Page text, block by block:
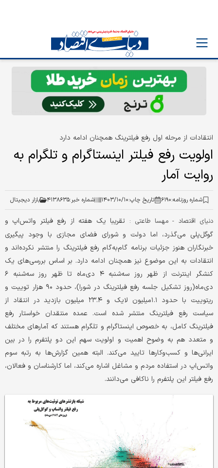
انتقادات از مرحله اول رفع فیلترینگ همچنان ادامه دارد
اولویت رفع فیلتر اینستاگرام و تلگرام به
روایت آمار
شماره روزنامه:۶۱۹۰ تاریخ چاپ:۱۴۰۳/۱۰/۱۰ شماره خبر:۴۱۳۸۶۳۵ بازار دیجیتال
دنیای اقتصاد - مهسا طاعتی : تقریبا یک هفته از رفع فیلتر واتس‌اپ و
گوگل‌پلی می‌گذرد، اما دولت و شورای فضای مجازی با وجود پیگیری
خبرنگاران هنوز جزئیات برنامه گام‌به‌گام رفع فیلترینگ را منتشر نکرده‌اند و
انتقادات به این موضوع نیز همچنان ادامه دارد. بر اساس بررسی‌های یک
کنشگر اینترنت از ظهر روز سه‌شنبه ۴ دی‌ماه تا ظهر روز سه‌شنبه ۶
دی‌ماه(روز تشکیل جلسه رفع فیلترینگ در شورا)، حدود ۹۰ هزار توییت و
ریتوییت با حدود ۱.۱میلیون لایک و ۲۳.۴ میلیون بازدید در انتقاد از
سیاست رفع فیلترینگ منتشر شده است. عمده منتقدان خواستار رفع
فیلترینگ کامل، به خصوص اینستاگرام و تلگرام هستند که آمارهای مختلف
و متعدد هم به وضوح اهمیت و اولویت سهم این دو پلتفرم را در بین
ایرانی‌ها و کسب‌وکارها تایید می‌کند. البته همین گزارش‌ها به رتبه سوم
واتس‌اپ در استفاده مردم و مشاغل اشاره می‌کند، اما کارشناسان و فعالان،
رفع فیلتر این پلتفرم را ناکافی می‌دانند.